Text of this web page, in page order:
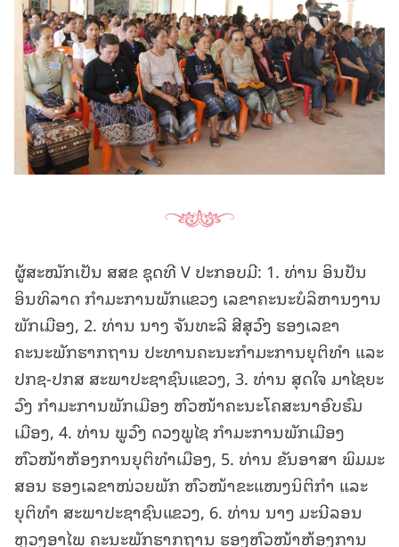
ຜູ້ສະໝັກເປັນ ສສຂ ຊຸດທີ V ປະກອບມີ: 1. ທ່ານ ອິນປັນ
ອິນທິລາດ ກຳມະການພັກແຂວງ ເລຂາຄະນະບໍລິຫານງານ
ພັກເມືອງ, 2. ທ່ານ ນາງ ຈັນທະລີ ສີສຸວົງ ຮອງເລຂາ
ຄະນະພັກຮາກຖານ ປະທານຄະນະກຳມະການຍຸຕິທໍາ ແລະ
ປກຊ-ປກສ ສະພາປະຊາຊົນແຂວງ, 3. ທ່ານ ສຸດໃຈ ມາໄຊຍະ
ວົງ ກຳມະການພັກເມືອງ ຫົວໜ້າຄະນະໂຄສະນາອົບຮົມ
ເມືອງ, 4. ທ່ານ ພູວົງ ດວງພູໄຊ ກຳມະການພັກເມືອງ
ຫົວໜ້າຫ້ອງການຍຸຕິທໍາເມືອງ, 5. ທ່ານ ຂັນອາສາ ພິມມະ
ສອນ ຮອງເລຂາໜ່ວຍພັກ ຫົວໜ້າຂະແໜງນິຕິກຳ ແລະ
ຍຸຕິທຳ ສະພາປະຊາຊົນແຂວງ, 6. ທ່ານ ນາງ ມະນີລອນ
ຫຼວງອາໄພ ຄະນະພັກຮາກຖານ ຮອງຫົວໜ້າຫ້ອງການ